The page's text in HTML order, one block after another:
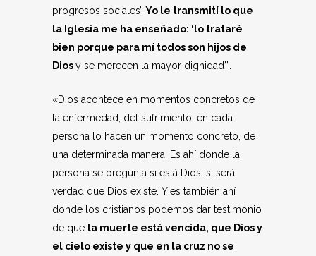
progresos sociales’. Yo le transmití lo que
la Iglesia me ha enseñado: ‘lo trataré
bien porque para mí todos son hijos de
Diosy se merecen la mayor dignidad’”.
«Dios acontece en momentos concretos de
la enfermedad, del sufrimiento, en cada
persona lo hacen un momento concreto, de
una determinada manera. Es ahí donde la
persona se pregunta si está Dios, si será
verdad que Dios existe. Y es también ahí
donde los cristianos podemos dar testimonio
de que la muerte está vencida, que Dios y
el cielo existe y que en la cruz no se